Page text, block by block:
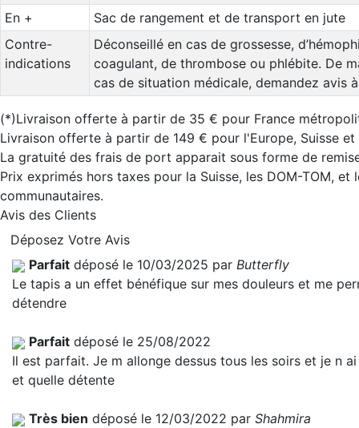
En +
Sac de rangement et de transport en jute
Contre-
indications
Déconseillé en cas de grossesse,
coagulant, de thrombose ou phlébite. De
cas de situation médicale, demandez avis
(*)Livraison offerte à partir de 35 € pour France
Livraison offerte à partir de 149 € pour l'Europe, Suisse et
La gratuité des frais de port apparait sous forme de
Prix exprimés hors taxes pour la Suisse, les DOM-TOM, et
communautaires.
Avis des Clients
Déposez Votre Avis
Parfait déposé le 10/03/2025 par Butterfly
Le tapis a un effet bénéfique sur mes douleurs et me
détendre
Parfait déposé le 25/08/2022
Il est parfait. Je m allonge dessus tous les soirs et je n
et quelle détente
Très bien déposé le 12/03/2022 par Shahmira